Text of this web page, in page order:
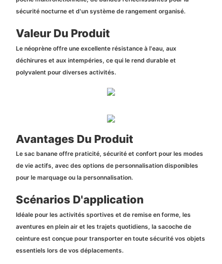
sécurité nocturne et d'un système de rangement organisé.
Valeur Du Produit
Le néoprène offre une excellente résistance à l'eau, aux
déchirures et aux intempéries, ce qui le rend durable et
polyvalent pour diverses activités.
Avantages Du Produit
Le sac banane offre praticité, sécurité et confort pour les modes
de vie actifs, avec des options de personnalisation disponibles
pour le marquage ou la personnalisation.
Scénarios D'application
Idéale pour les activités sportives et de remise en forme, les
aventures en plein air et les trajets quotidiens, la sacoche de
ceinture est conçue pour transporter en toute sécurité vos objets
essentiels lors de vos déplacements.